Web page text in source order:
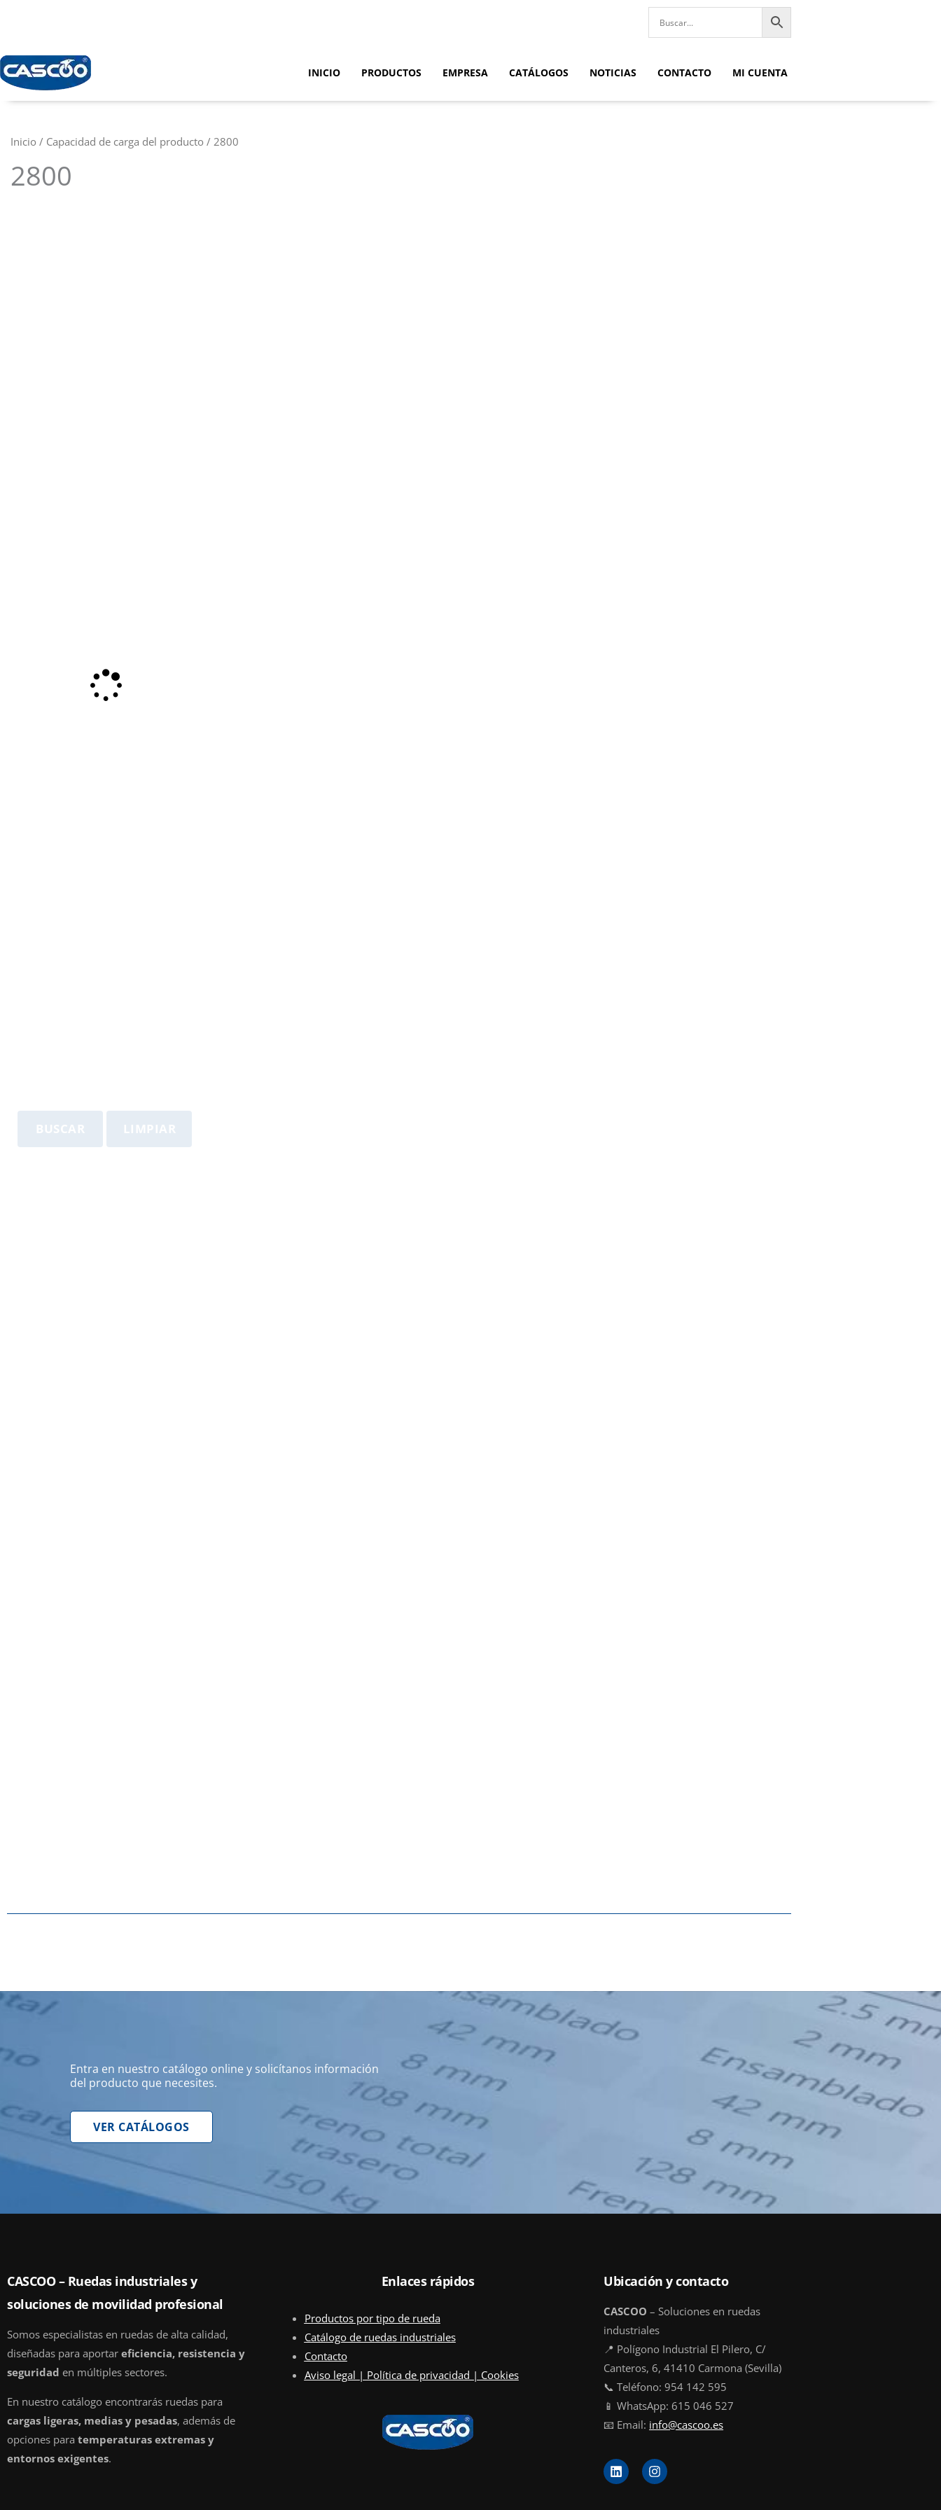
INICIO PRODUCTOS EMPRESA CATÁLOGOS NOTICIAS CONTACTO MI CUENTA
Inicio / Capacidad de carga del producto / 2800
2800
BUSCAR LIMPIAR
Entra en nuestro catálogo online y solicítanos información
del producto que necesites.
VER CATÁLOGOS
CASCOO – Ruedas industriales y
soluciones de movilidad profesional
Somos especialistas en ruedas de alta calidad,
diseñadas para aportar eficiencia, resistencia y
seguridad en múltiples sectores.
En nuestro catálogo encontrarás ruedas para
cargas ligeras, medias y pesadas, además de
opciones para temperaturas extremas y
entornos exigentes.
Enlaces rápidos
Productos por tipo de rueda
Catálogo de ruedas industriales
Contacto
Aviso legal | Política de privacidad | Cookies
Ubicación y contacto
CASCOO – Soluciones en ruedas
industriales
📍 Polígono Industrial El Pilero, C/
Canteros, 6, 41410 Carmona (Sevilla)
📞 Teléfono: 954 142 595
📱 WhatsApp: 615 046 527
📧 Email: info@cascoo.es
L
i
n
I
n
s